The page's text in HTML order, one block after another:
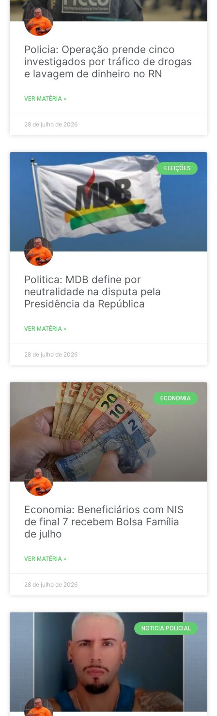
Policia: Operação prende cinco
investigados por tráfico de drogas
e lavagem de dinheiro no RN
VER MATÉRIA »
28 de julho de 2026
ELEIÇÕES
Politica: MDB define por
neutralidade na disputa pela
Presidência da República
VER MATÉRIA »
28 de julho de 2026
ECONOMIA
Economia: Beneficiários com NIS
de final 7 recebem Bolsa Família
de julho
VER MATÉRIA »
28 de julho de 2026
NOTICIA POLICIAL